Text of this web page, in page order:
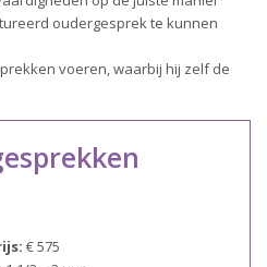
oudergesprek te kunnen
voeren, waarbij hij zelf de
€ 575